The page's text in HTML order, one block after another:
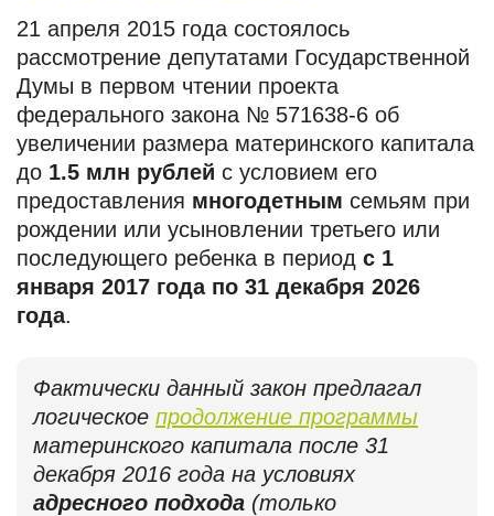
21 апреля 2015 года состоялось
рассмотрение депутатами Государственной
Думы в первом чтении проекта
федерального закона № 571638-6 об
увеличении размера материнского капитала
до 1.5 млн рублей с условием его
предоставления многодетным семьям при
рождении или усыновлении третьего или
последующего ребенка в период с 1
января 2017 года по 31 декабря 2026
года.
Фактически данный закон предлагал
логическое продолжение программы
материнского капитала после 31
декабря 2016 года на условиях
адресного подхода (только